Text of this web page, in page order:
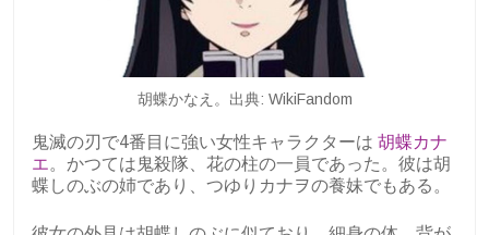
胡蝶かなえ。出典: WikiFandom
鬼滅の刃で4番目に強い女性キャラクターは 胡蝶カナ
エ。かつては鬼殺隊、花の柱の一員であった。彼は胡
蝶しのぶの姉であり、つゆりカナヲの養妹でもある。